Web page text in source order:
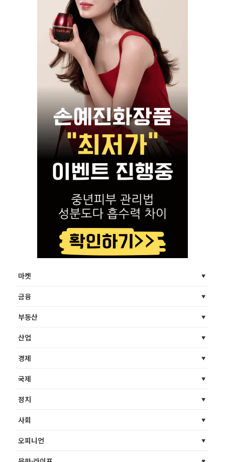
마켓
금융
부동산
산업
경제
국제
정치
사회
오피니언